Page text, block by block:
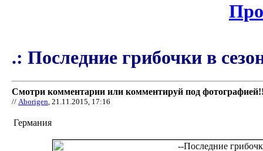
.: Последние грибочки в
Смотри комментарии или комментируй под
// Aborigen, 21.11.2015, 17:16
Германия